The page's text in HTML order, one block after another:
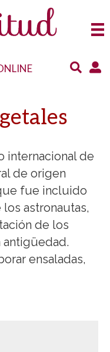
internacional de
de origen
fue incluido
astronautas,
de los
ensaladas,